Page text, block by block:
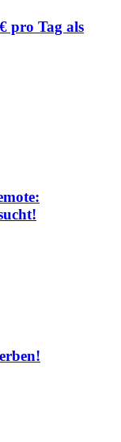
pro Tag als